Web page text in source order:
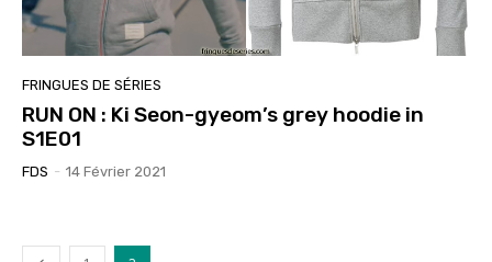
FRINGUES DE SÉRIES
RUN ON : Ki Seon-gyeom’s grey hoodie in
S1E01
FDS - 14 Février 2021